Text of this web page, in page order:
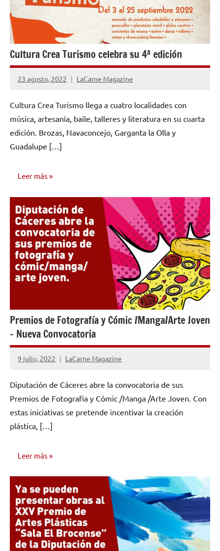
Cultura Crea Turismo celebra su 4ª edición
23 agosto, 2022 LaCarne Magazine
No
comentarios
Cultura Crea Turismo llega a cuatro localidades con
música, artesanía, baile, talleres y literatura en su cuarta
edición. Brozas, Navaconcejo, Garganta la Olla y
Guadalupe […]
Leer más
NOTICIAS
Premios de Fotografía y Cómic /Manga/Arte Joven
– Nueva Convocatoria
9 julio, 2022 LaCarne Magazine
No
comentarios
Diputación de Cáceres abre la convocatoria de sus
Premios de Fotografía y Cómic /Manga /Arte Joven. Con
estas iniciativas se pretende incentivar la creación
plástica, […]
Leer más
NOTICIAS